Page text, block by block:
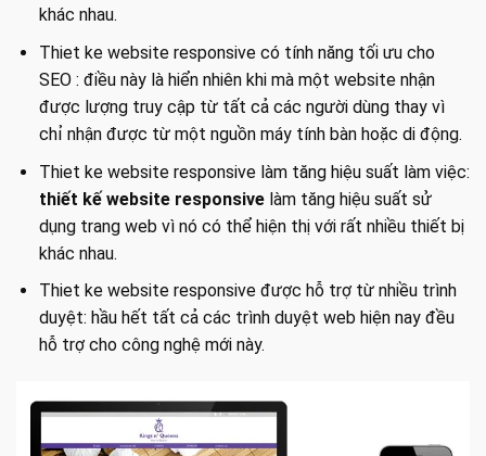
khác nhau.
Thiet ke website responsive có tính năng tối ưu cho
SEO : điều này là hiển nhiên khi mà một website nhận
được lượng truy cập từ tất cả các người dùng thay vì
chỉ nhận được từ một nguồn máy tính bàn hoặc di động.
Thiet ke website responsive làm tăng hiệu suất làm việc:
thiết kế website responsivelàm tăng hiệu suất sử
dụng trang web vì nó có thể hiện thị với rất nhiều thiết bị
khác nhau.
Thiet ke website responsive được hỗ trợ từ nhiều trình
duyệt: hầu hết tất cả các trình duyệt web hiện nay đều
hỗ trợ cho công nghệ mới này.